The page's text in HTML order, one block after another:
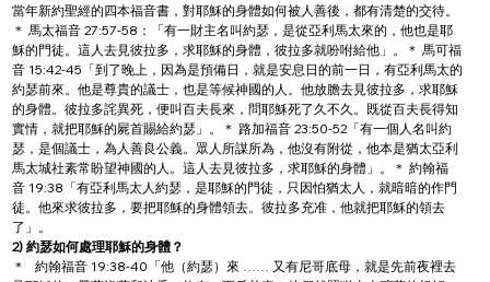
當年新約聖經的四本福音書，對耶穌的身體如何被人善後，都有清楚的交待。
＊ 馬太福音 27:57-58：「有一財主名叫約瑟，是從亞利馬太來的，他也是耶
穌的門徒。這人去見彼拉多，求耶穌的身體，彼拉多就吩咐給他」。＊ 馬可福
音 15:42-45「到了晚上，因為是預備日，就是安息日的前一日，有亞利馬太的
約瑟前來。他是尊貴的議士，也是等候神國的人。他放膽去見彼拉多，求耶穌
的身體。彼拉多詫異死，便叫百夫長來，問耶穌死了久不久。既從百夫長得知
實情，就把耶穌的屍首賜給約瑟」。＊ 路加福音 23:50-52「有一個人名叫約
瑟，是個議士，為人善良公義。眾人所謀所為，他沒有附從，他本是猶太亞利
馬太城社素常盼望神國的人。這人去見彼拉多，求耶穌的身體」。＊ 約翰福
音 19:38「有亞利馬太人約瑟，是耶穌的門徒，只因怕猶太人，就暗暗的作門
徒。他來求彼拉多，要把耶穌的身體領去。彼拉多充准，他就把耶穌的領去
了」。
2) 約瑟如何處理耶穌的身體？
＊   約翰福音 19:38-40「他（約瑟）來 …… 又有尼哥底母，就是先前夜裡去